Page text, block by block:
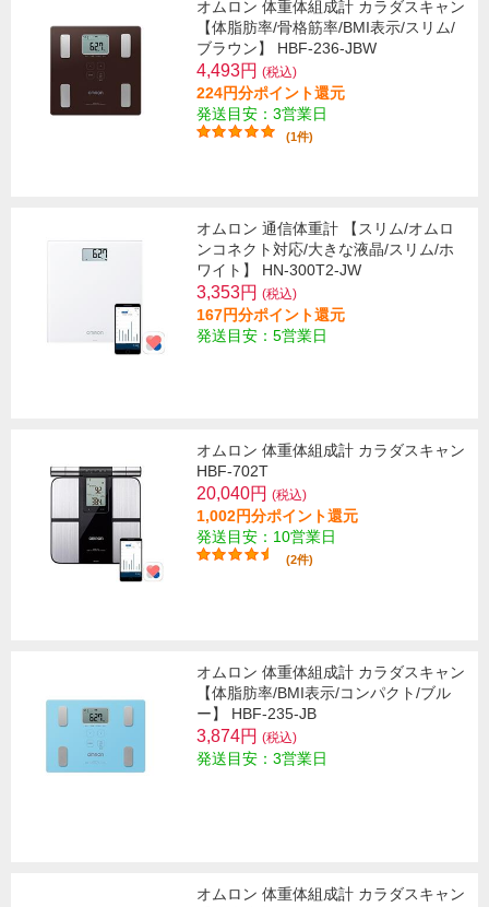
オムロン 体重体組成計 カラダスキャン
【体脂肪率/骨格筋率/BMI表示/スリム/
ブラウン】 HBF-236-JBW
4,493円 (税込)
224円分ポイント還元
発送目安：3営業日
(1件)
オムロン 通信体重計 【スリム/オムロ
ンコネクト対応/大きな液晶/スリム/ホ
ワイト】 HN-300T2-JW
3,353円 (税込)
167円分ポイント還元
発送目安：5営業日
オムロン 体重体組成計 カラダスキャン
HBF-702T
20,040円 (税込)
1,002円分ポイント還元
発送目安：10営業日
(2件)
オムロン 体重体組成計 カラダスキャン
【体脂肪率/BMI表示/コンパクト/ブル
ー】 HBF-235-JB
3,874円 (税込)
発送目安：3営業日
オムロン 体重体組成計 カラダスキャン